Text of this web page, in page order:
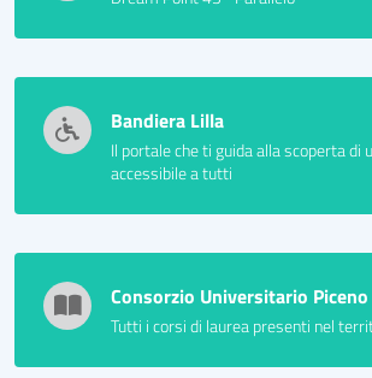
Bandiera Lilla
Il portale che ti guida alla scoperta di
accessibile a tutti
Consorzio Universitario Piceno
Tutti i corsi di laurea presenti nel